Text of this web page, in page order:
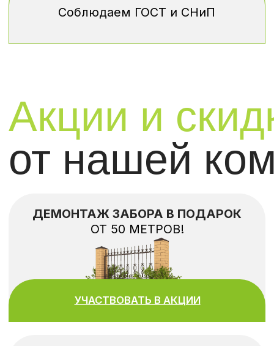
ВЫЕЗД ЗАМЕРЩИКА -БЕСПЛАТНО!
ПРИ ЗАКАЗЕ 100 МЕТРОВ -
Какие заборымы
ЗАБОРЫ ИЗ ПРОФЛИСТА